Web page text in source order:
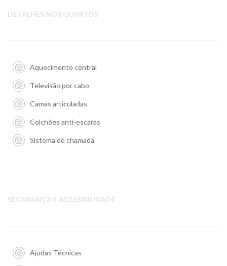
DETALHES NOS QUARTOS
Aquecimento central
Televisão por cabo
Camas articuladas
Colchões anti-escaras
Sistema de chamada
SEGURANÇA E ACESSIBILIDADE
Ajudas Técnicas